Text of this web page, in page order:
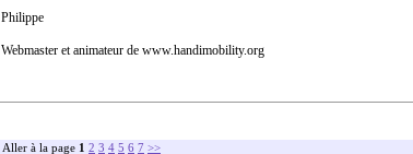
Philippe
Webmaster et animateur de www.handimobility.org
Aller à la page 1 2 3 4 5 6 7 >>